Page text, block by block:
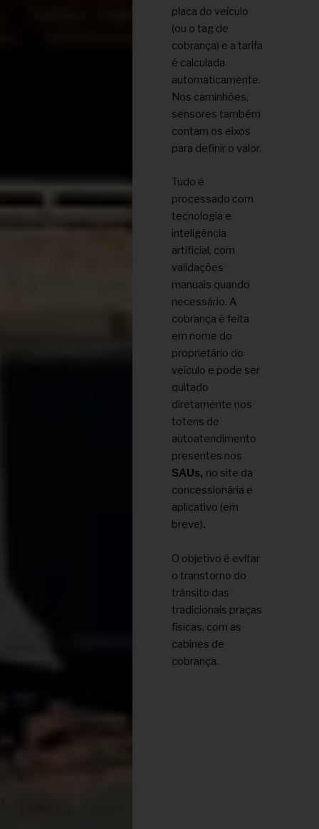
placa do veículo
(ou o tag de
cobrança) e a tarifa
é calculada
automaticamente.
Nos caminhões,
sensores também
contam os eixos
para definir o valor.
Tudo é
processado com
tecnologia e
inteligência
artificial, com
validações
manuais quando
necessário. A
cobrança é feita
em nome do
proprietário do
veículo e pode ser
quitado
diretamente nos
totens de
autoatendimento
presentes nos
SAUs, no site da
concessionária e
aplicativo (em
breve).
O objetivo é evitar
o transtorno do
trânsito das
tradicionais praças
físicas, com as
cabines de
cobrança.